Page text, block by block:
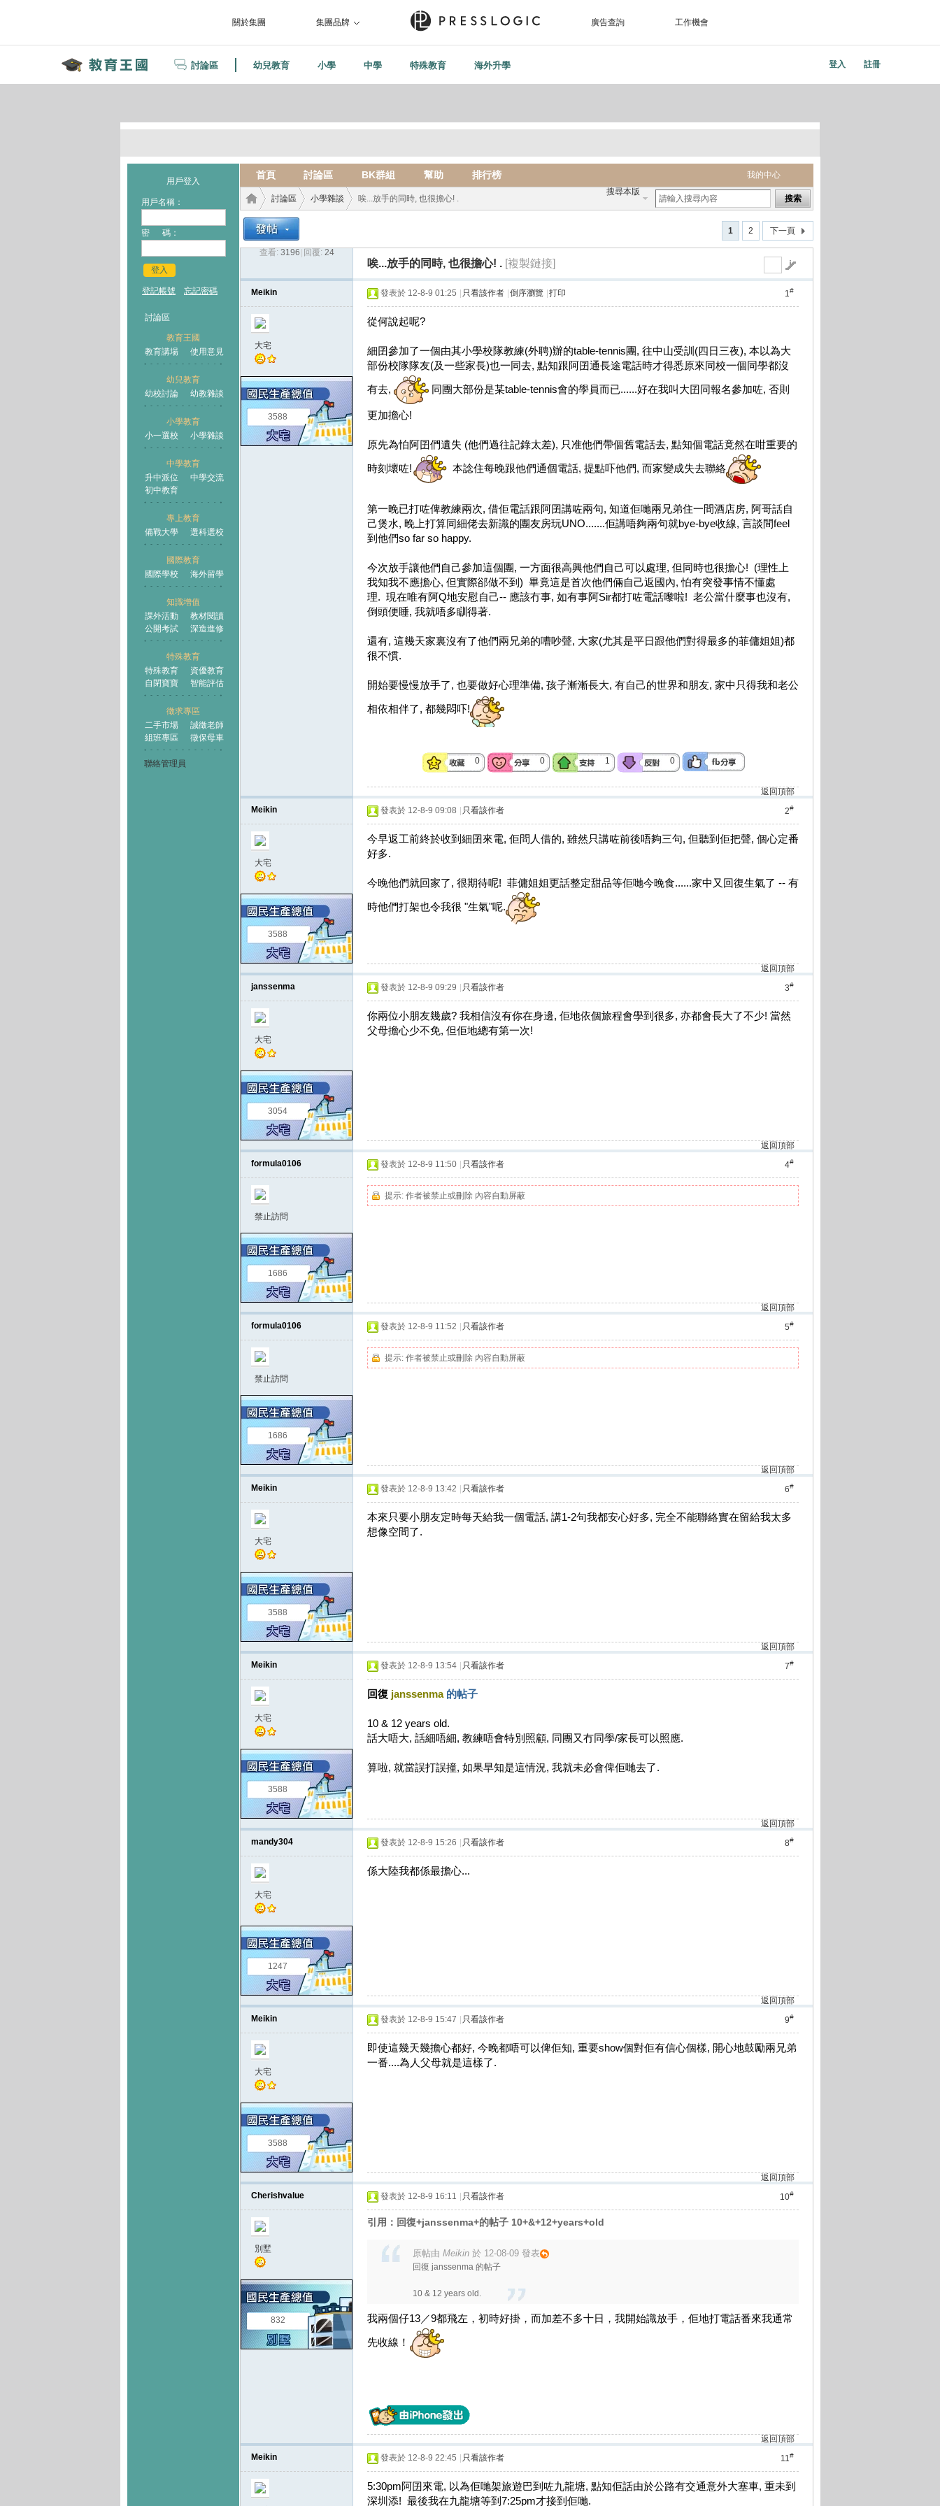
關於集團 集團品牌 廣告查詢 工作機會
討論區 幼兒教育 小學 中學 特殊教育 海外升學 登入 註冊
用戶登入
用戶名稱：
密 碼：
登入
登記帳號 忘記密碼
討論區
教育王國
教育講場
使用意見
幼兒教育
幼校討論
幼教雜談
小學教育
小一選校
小學雜談
中學教育
升中派位
中學交流
初中教育
專上教育
備戰大學
選科選校
國際教育
國際學校
海外留學
知識增值
課外活動
教材閱讀
公開考試
深造進修
特殊教育
特殊教育
資優教育
自閉寶寶
智能評估
徵求專區
二手市場
誠徵老師
組班專區
徵保母車
聯絡管理員
我的中心
首頁 討論區 BK群組 幫助 排行榜
搜尋本版
搜索
王國
›
討論區
›
小學雜談 唉...放手的同時, 也很擔心! .
1 2 下一頁
查看: 3196 回覆: 24
唉...放手的同時, 也很擔心! . [複製鏈接]
Meikin
大宅
3588
1#
發表於 12-8-9 01:25 只看該作者 倒序瀏覽 打印
從何說起呢?
細囝參加了一個由其小學校隊教練(外聘)辦的table-tennis團, 往中山受訓(四日三夜), 本以為大
部份校隊隊友(及一些家長)也一同去, 點知跟阿囝通長途電話時才得悉原來同校一個同學都沒
有去,
同團大部份是某table-tennis會的學員而已......好在我叫大囝同報名參加咗, 否則
更加擔心!
原先為怕阿囝們遺失 (他們過往記錄太差), 只准他們帶個舊電話去, 點知個電話竟然在咁重要的
時刻壞咗!
本諗住每晚跟他們通個電話, 提點吓他們, 而家變成失去聯絡
第一晚已打咗俾教練兩次, 借佢電話跟阿囝講咗兩句, 知道佢哋兩兄弟住一間酒店房, 阿哥話自
己煲水, 晚上打算同細佬去新識的團友房玩UNO.......佢講唔夠兩句就bye-bye收線, 言談間feel
到他們so far so happy.
今次放手讓他們自己參加這個團, 一方面很高興他們自己可以處理, 但同時也很擔心! (理性上
我知我不應擔心, 但實際郤做不到) 畢竟這是首次他們倆自己返國內, 怕有突發事情不懂處
理. 現在唯有阿Q地安慰自己-- 應該冇事, 如有事阿Sir都打咗電話嚟啦! 老公當什麼事也沒有,
倒頭便睡, 我就唔多瞓得著.
還有, 這幾天家裏沒有了他們兩兄弟的嘈吵聲, 大家(尤其是平日跟他們對得最多的菲傭姐姐)都
很不慣.
開始要慢慢放手了, 也要做好心理準備, 孩子漸漸長大, 有自己的世界和朋友, 家中只得我和老公
相依相伴了, 都幾悶吓!
0 0 1 0
返回頂部
Meikin
大宅
3588
2#
發表於 12-8-9 09:08 只看該作者
今早返工前終於收到細囝來電, 佢問人借的, 雖然只講咗前後唔夠三句, 但聽到佢把聲, 個心定番
好多.
今晚他們就回家了, 很期待呢! 菲傭姐姐更話整定甜品等佢哋今晚食......家中又回復生氣了 -- 有
時他們打架也令我很 "生氣"呢.
返回頂部
janssenma
大宅
3054
3#
發表於 12-8-9 09:29 只看該作者
你兩位小朋友幾歲? 我相信沒有你在身邊, 佢地依個旅程會學到很多, 亦都會長大了不少! 當然
父母擔心少不免, 但佢地總有第一次!
返回頂部
formula0106
禁止訪問
1686
4#
發表於 12-8-9 11:50 只看該作者
提示: 作者被禁止或刪除 內容自動屏蔽
返回頂部
formula0106
禁止訪問
1686
5#
發表於 12-8-9 11:52 只看該作者
提示: 作者被禁止或刪除 內容自動屏蔽
返回頂部
Meikin
大宅
3588
6#
發表於 12-8-9 13:42 只看該作者
本來只要小朋友定時每天給我一個電話, 講1-2句我都安心好多, 完全不能聯絡實在留給我太多
想像空間了.
返回頂部
Meikin
大宅
3588
7#
發表於 12-8-9 13:54 只看該作者
回復 janssenma的帖子
10 & 12 years old.
話大唔大, 話細唔細, 教練唔會特別照顧, 同團又冇同學/家長可以照應.
算啦, 就當誤打誤撞, 如果早知是這情況, 我就未必會俾佢哋去了.
返回頂部
mandy304
大宅
1247
8#
發表於 12-8-9 15:26 只看該作者
係大陸我都係最擔心...
返回頂部
Meikin
大宅
3588
9#
發表於 12-8-9 15:47 只看該作者
即使這幾天幾擔心都好, 今晚都唔可以俾佢知, 重要show個對佢有信心個樣, 開心地鼓勵兩兄弟
一番....為人父母就是這樣了.
返回頂部
Cherishvalue
別墅
832
10#
發表於 12-8-9 16:11 只看該作者
引用：回復+janssenma+的帖子 10+&+12+years+old
原帖由 Meikin 於 12-08-09 發表
回復 janssenma 的帖子
10 & 12 years old.
我兩個仔13／9都飛左，初時好掛，而加差不多十日，我開始識放手，佢地打電話番來我通常
先收線！
返回頂部
Meikin
11#
發表於 12-8-9 22:45 只看該作者
5:30pm阿囝來電, 以為佢哋架旅遊巴到咗九龍塘, 點知佢話由於公路有交通意外大塞車, 重未到
深圳添! 最後我在九龍塘等到7:25pm才接到佢哋.